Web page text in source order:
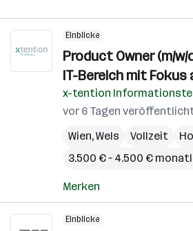
Einblicke
Product Owner (m/
IT-Bereich mit Fokus
x-tention
vor 6 Tagen
Wien,Wels Vollzeit
3.500 € – 4.500 €
Merken
Einblicke